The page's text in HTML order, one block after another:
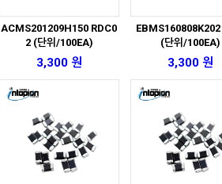
ACMS201209H150 RDC0
2 (단위/100EA)
3,300 원
(단위/100EA)
3,300 원